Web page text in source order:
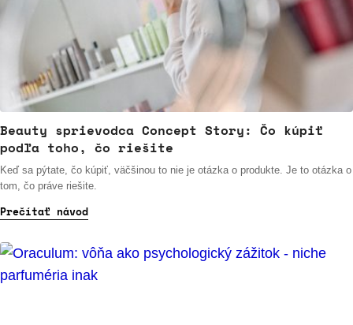
Beauty sprievodca Concept Story: Čo kúpiť
podľa toho, čo riešite
Keď sa pýtate, čo kúpiť, väčšinou to nie je otázka o produkte. Je to otázka o
tom, čo práve riešite.
Prečítať návod